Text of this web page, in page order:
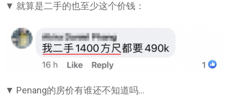
▼ 就算是二手的也至少这个价钱：
▼ Penang的房价有谁还不知道吗…